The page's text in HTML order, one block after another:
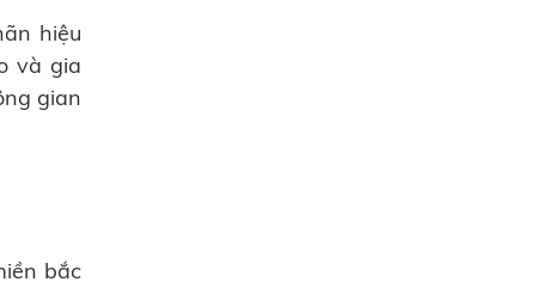
hiệu
và gia
gian
bắc